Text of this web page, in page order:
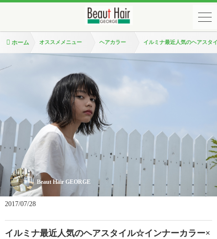
ホーム オススメメニュー ヘアカラー イルミナ最近人気のヘアス
Beaut Hair GEORGE
2017/07/28
イルミナ最近人気のヘアスタイル☆インナーカラー×